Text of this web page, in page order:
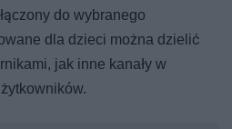
do wybranego
dla dzieci można dzielić
jak inne kanały w